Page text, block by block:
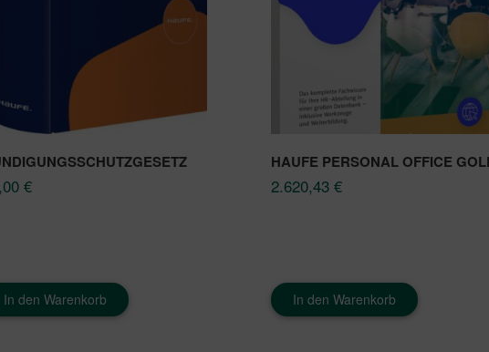
€
In den Warenkorb
HAUFE PERSONAL OFFICE
2.620,43 €
In den Warenkorb